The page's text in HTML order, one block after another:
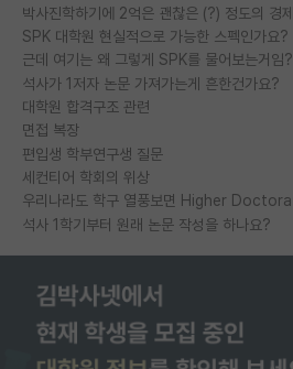
SPK 대학원 현실적으로 가능한 스펙인가요?
근데 여기는 왜 그렇게 SPK를 물어보는거임?
석사가 1저자 논문 가져가는게 흔한건가요?
대학원 합격구조 관련
면접 복장
편입생 학부연구생 질문
세컨티어 학회의 위상
석사 1학기부터 원래 논문 작성을 하나요?